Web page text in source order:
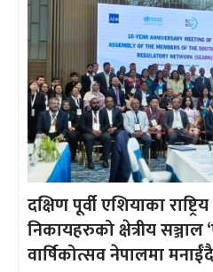
दक्षिण पूर्वी एशियाका
निकायहरुको क्षेत्रीय
वार्षिकोत्सव नेपालमा मनाईँदै